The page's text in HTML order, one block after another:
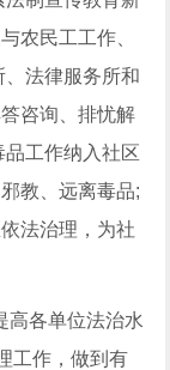
农民工工作、
法律服务所和
咨询、排忧解
工作纳入社区
教、远离毒品;
法治理，为社
各单位法治水
工作，做到有